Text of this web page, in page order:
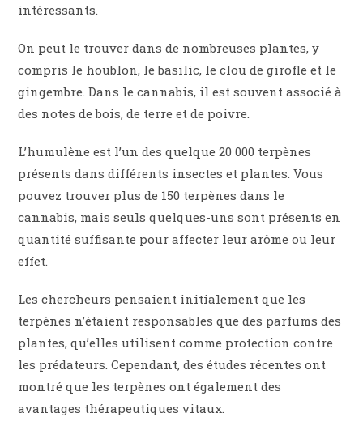
intéressants.
On peut le trouver dans de nombreuses plantes, y
compris le houblon, le basilic, le clou de girofle et le
gingembre. Dans le cannabis, il est souvent associé à
des notes de bois, de terre et de poivre.
L’humulène est l’un des quelque 20 000 terpènes
présents dans différents insectes et plantes. Vous
pouvez trouver plus de 150 terpènes dans le
cannabis, mais seuls quelques-uns sont présents en
quantité suffisante pour affecter leur arôme ou leur
effet.
Les chercheurs pensaient initialement que les
terpènes n’étaient responsables que des parfums des
plantes, qu’elles utilisent comme protection contre
les prédateurs. Cependant, des études récentes ont
montré que les terpènes ont également des
avantages thérapeutiques vitaux.